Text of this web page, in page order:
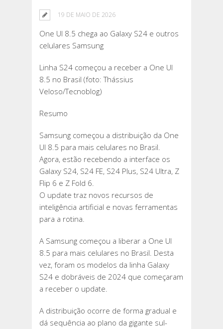
19 DE MAIO DE 2026
One UI 8.5 chega ao Galaxy S24 e outros
celulares Samsung
Linha S24 começou a receber a One UI
8.5 no Brasil (foto: Thássius
Veloso/Tecnoblog)
Resumo
Samsung começou a distribuição da One
UI 8.5 para mais celulares no Brasil.
Agora, estão recebendo a interface os
Galaxy S24, S24 FE, S24 Plus, S24 Ultra, Z
Flip 6 e Z Fold 6.
O update traz novos recursos de
inteligência artificial e novas ferramentas
para a rotina.
A Samsung começou a liberar a One UI
8.5 para mais celulares no Brasil. Desta
vez, foram os modelos da linha Galaxy
S24 e dobráveis de 2024 que começaram
a receber o update.
A distribuição ocorre de forma gradual e
dá sequência ao plano da gigante sul-